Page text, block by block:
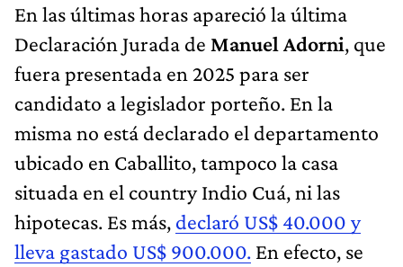
En las últimas horas apareció la última
Declaración Jurada de Manuel Adorni, que
fuera presentada en 2025 para ser
candidato a legislador porteño. En la
misma no está declarado el departamento
ubicado en Caballito, tampoco la casa
situada en el country Indio Cuá, ni las
hipotecas. Es más, declaró US$ 40.000 y
lleva gastado US$ 900.000. En efecto, se